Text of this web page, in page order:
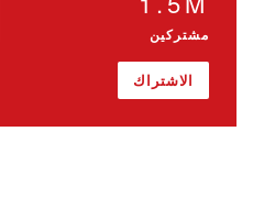
مشتركين
الاشتراك